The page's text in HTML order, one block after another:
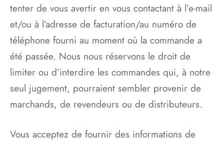
tenter de vous avertir en vous contactant à l’e-mail
et/ou à l’adresse de facturation/au numéro de
téléphone fourni au moment où la commande a
été passée. Nous nous réservons le droit de
limiter ou d’interdire les commandes qui, à notre
seul jugement, pourraient sembler provenir de
marchands, de revendeurs ou de distributeurs.
Vous acceptez de fournir des informations de